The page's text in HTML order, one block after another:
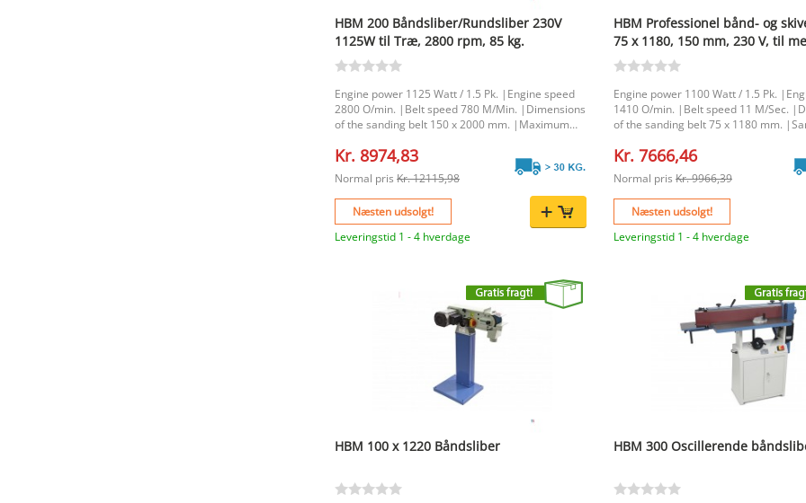
HBM 200 Båndsliber/Rundsliber 230V
1125W til Træ, 2800 rpm, 85 kg.
Engine power 1125 Watt / 1.5 Pk. |Engine speed
2800 O/min. |Belt speed 780 M/Min. |Dimensions
of the sanding belt 150 x 2000 mm. |Maximum
mm. |Diameter of the round sanding option 70
mm. |Dimensions of the sanding table front 790 x
220 mm. |Table height 810 mm. |
Kr. 8974,83
Normal pris Kr. 12115,98
Næsten udsolgt!
Leveringstid 1 - 4 hverdage
HBM Professionel bånd- og
75 x 1180, 150 mm, 230 V, til
Engine power 1100 Watt / 1.5 Pk.
1410 O/min. |Belt speed 11 M/Sec.
of the sanding belt 75 x 1180 mm.
|Dimensions 665 x 460 x 370 mm.
Kr. 7666,46
Normal pris Kr. 9966,39
Næsten udsolgt!
Leveringstid 1 - 4 hverdage
HBM 100 x 1220 Båndsliber HBM 300 Oscillerende